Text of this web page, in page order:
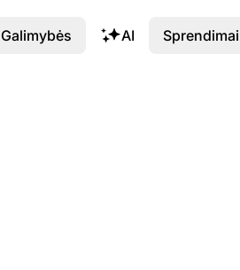
Galimybės AI Sprendimai